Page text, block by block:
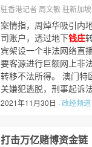
驻香港记者 周文敏 驻新加
案情指，周焯华吸引内
司账户，透过地下钱庄
宾架设一个非法网络直
要客源进行巨额网上非
转移不法所得。 澳门特
关嫌犯逃脱，刑事起
2021年11月30日 ·政经频道
打击万亿赌博资金链